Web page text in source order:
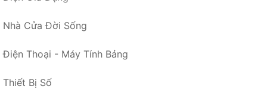
Nhà Cửa Đời Sống
Điện Thoại - Máy Tính Bảng
Thiết Bị Số